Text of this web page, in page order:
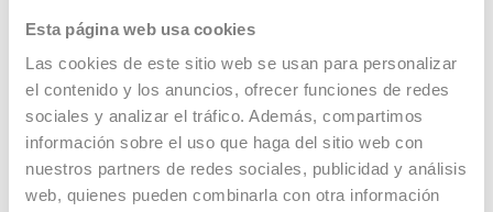
Esta página web usa cookies
Las cookies de este sitio web se usan para personalizar
el contenido y los anuncios, ofrecer funciones de redes
sociales y analizar el tráfico. Además, compartimos
información sobre el uso que haga del sitio web con
nuestros partners de redes sociales, publicidad y análisis
web, quienes pueden combinarla con otra información
sector para los profesionales de
Administración y Finanzas
Sector público:Seguridad laboral y
horarios estables.
Sector privado:Más posibilidades de